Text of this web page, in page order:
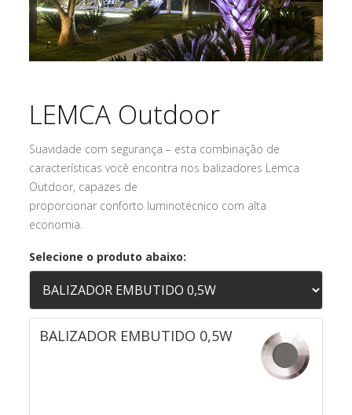
LEMCA Outdoor
Suavidade com segurança – esta combinação de
características você encontra nos balizadores Lemca
Outdoor, capazes de
proporcionar conforto luminotécnico com alta
economia.
Selecione o produto abaixo:
BALIZADOR EMBUTIDO 0,5W